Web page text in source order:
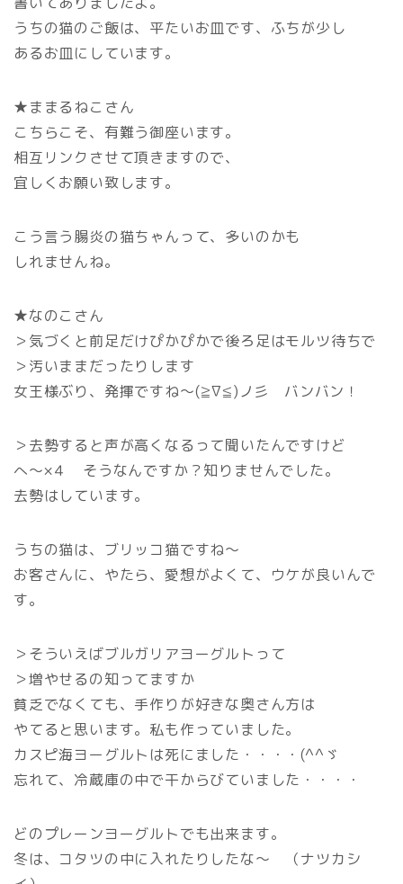
うちの猫のご飯は、平たいお皿です、ふちが少し
あるお皿にしています。
★ままるねこさん
こちらこそ、有難う御座います。
相互リンクさせて頂きますので、
宜しくお願い致します。
こう言う腸炎の猫ちゃんって、多いのかも
しれませんね。
★なのこさん
＞気づくと前足だけぴかぴかで後ろ足はモルツ待ちで
＞汚いままだったりします
女王様ぶり、発揮ですね～(≧∇≦)ノ彡 バンバン！
＞去勢すると声が高くなるって聞いたんですけど
へ～×４ そうなんですか？知りませんでした。
去勢はしています。
うちの猫は、ブリッコ猫ですね～
お客さんに、やたら、愛想がよくて、ウケが良いんで
す。
＞そういえばブルガリアヨーグルトって
＞増やせるの知ってますか
貧乏でなくても、手作りが好きな奥さん方は
やてると思います。私も作っていました。
カスピ海ヨーグルトは死にました・・・・(^^ゞ
忘れて、冷蔵庫の中で干からびていました・・・・
どのプレーンヨーグルトでも出来ます。
冬は、コタツの中に入れたりしたな～ （ナツカシ